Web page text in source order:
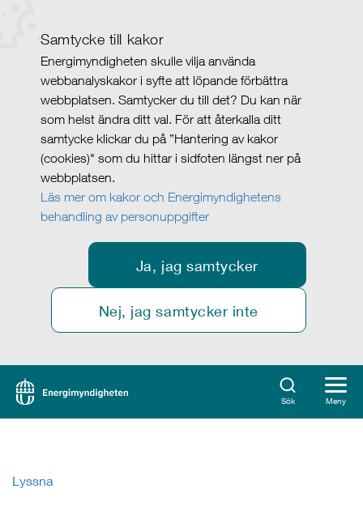
Samtycke till kakor
Energimyndigheten skulle vilja använda
webbanalyskakor i syfte att löpande förbättra
webbplatsen. Samtycker du till det? Du kan när
som helst ändra ditt val. För att återkalla ditt
samtycke klickar du på ”Hantering av kakor
(cookies)" som du hittar i sidfoten längst ner på
webbplatsen.
Läs mer om kakor och Energimyndighetens
behandling av personuppgifter
Ja, jag samtycker
Nej, jag samtycker inte
Sök Meny
Lyssna